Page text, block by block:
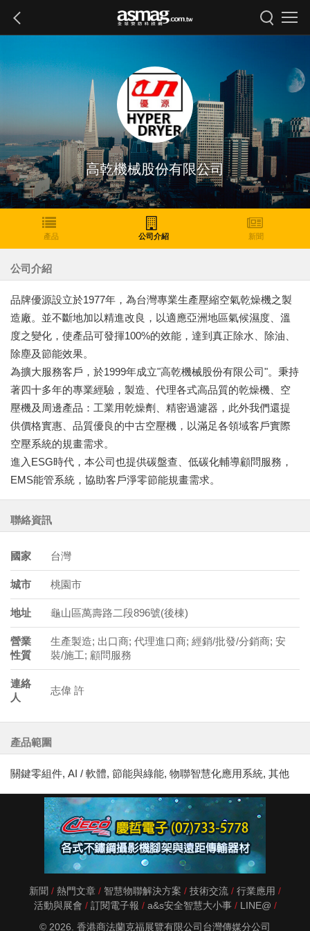
高乾機械股份有限公司
產品 公司介紹 新聞
公司介紹
品牌優源設立於1977年，為台灣專業生產壓縮空氣乾燥機之製
造廠。並不斷地加以精進改良，以適應亞洲地區氣候濕度、溫
度之變化，使產品可發揮100%的效能，達到真正除水、除油、
除塵及節能效果。
為擴大服務客戶，於1999年成立"高乾機械股份有限公司"。秉持
著四十多年的專業經驗，製造、代理各式高品質的乾燥機、空
壓機及周邊產品：工業用乾燥劑、精密過濾器，此外我們還提
供價格實惠、品質優良的中古空壓機，以滿足各領域客戶實際
空壓系統的規畫需求。
進入ESG時代，本公司也提供碳盤查、低碳化輔導顧問服務，
EMS能管系統，協助客戶淨零節能規畫需求。
聯絡資訊
國家 台灣
城市 桃園市
地址 龜山區萬壽路二段896號(後棟)
營業
性質
生產製造; 出口商; 代理進口商; 經銷/批發/分銷商; 安
裝/施工; 顧問服務
連絡
人
志偉 許
產品範圍
關鍵零組件, AI / 軟體, 節能與綠能, 物聯智慧化應用系統, 其他
新聞 熱門文章 智慧物聯解決方案 技術交流
行業應用
活動與展會
訂閱電子報 a&s安全智慧大小事
LINE@
© 2026. 香港商法蘭克福展覽有限公司台灣傳媒分公司